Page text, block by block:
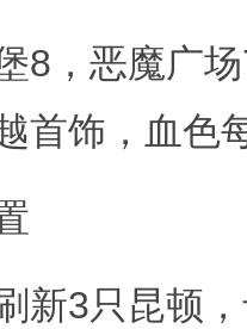
8，恶魔广
首饰，血色
新3只昆顿